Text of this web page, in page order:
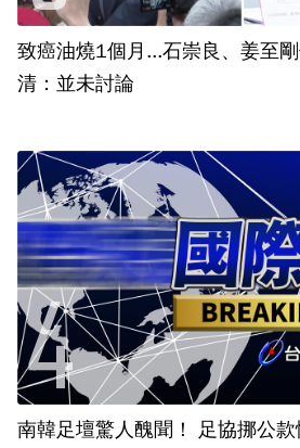
致癌油燒1個月...石崇良、姜至剛傳請辭
清：並未討論
南韓足壇驚人醜聞！ 足協挪公款